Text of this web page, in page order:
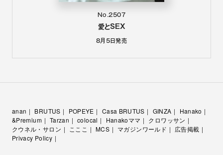
No.2507
愛とSEX
8月5日発売
anan BRUTUS POPEYE Casa BRUTUS GINZA
Hanako
&Premium
Tarzan colocal Hanakoママ
クロワッサン
クウネル・サロン
こここ MCS マガジンワールド
広告掲載
Privacy Policy